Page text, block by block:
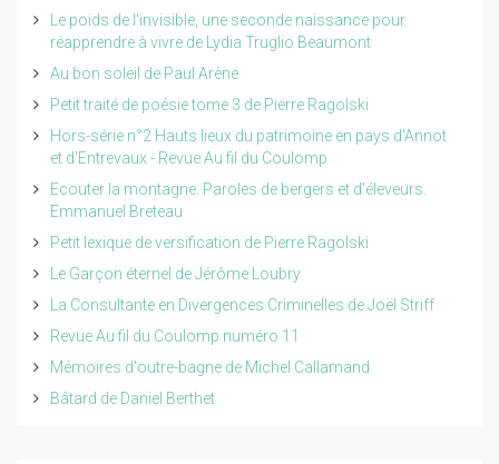
Le poids de l'invisible, une seconde naissance pour
réapprendre à vivre de Lydia Truglio Beaumont
Au bon soleil de Paul Arène
Petit traité de poésie tome 3 de Pierre Ragolski
Hors-série n°2 Hauts lieux du patrimoine en pays d'Annot
et d'Entrevaux - Revue Au fil du Coulomp
Ecouter la montagne. Paroles de bergers et d'éleveurs.
Emmanuel Breteau
Petit lexique de versification de Pierre Ragolski
Le Garçon éternel de Jérôme Loubry
La Consultante en Divergences Criminelles de Joël Striff
Revue Au fil du Coulomp numéro 11
Mémoires d'outre-bagne de Michel Callamand
Bâtard de Daniel Berthet